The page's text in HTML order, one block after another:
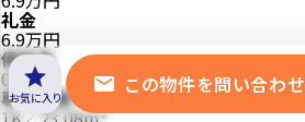
礼金
6.9万円
保証金
0万円
専有面積
star
お気に入り mail この物件を問い合わせ